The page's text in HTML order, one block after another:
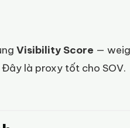
Visibility Score —
là proxy tốt cho SOV.